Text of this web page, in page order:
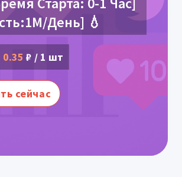
День] 💧
0.35 ₽ / 1 шт
сейчас